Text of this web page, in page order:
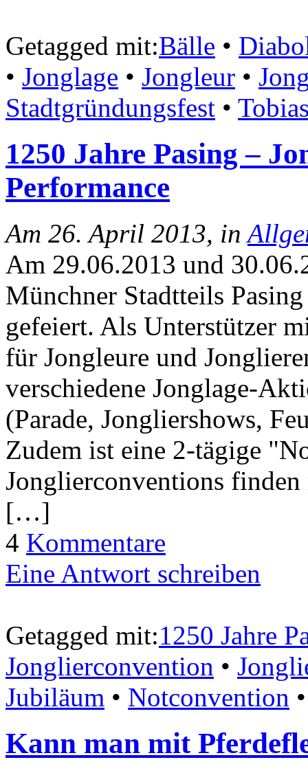
Getagged mit:Bälle •
• Jonglage • Jongleur •
Stadtgründungsfest •
1250 Jahre Pasing –
Performance
Am 26. April 2013, in
Am 29.06.2013 und
Münchner Stadtteils
gefeiert. Als Unterstützer
für Jongleure und
verschiedene Jonglage-
(Parade, Jongliershows,
Zudem ist eine 2-tägige
Jonglierconventions finden
[…]
4 Kommentare
Eine Antwort schreiben
Getagged mit:1250 Jahre
Jonglierconvention •
Jubiläum • Notconvention
Kann man mit